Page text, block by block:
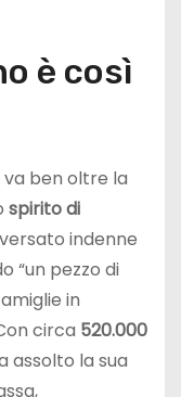
è così
va ben oltre la
spirito di
indenne
“un pezzo di
in
circa 520.000
assolto la sua